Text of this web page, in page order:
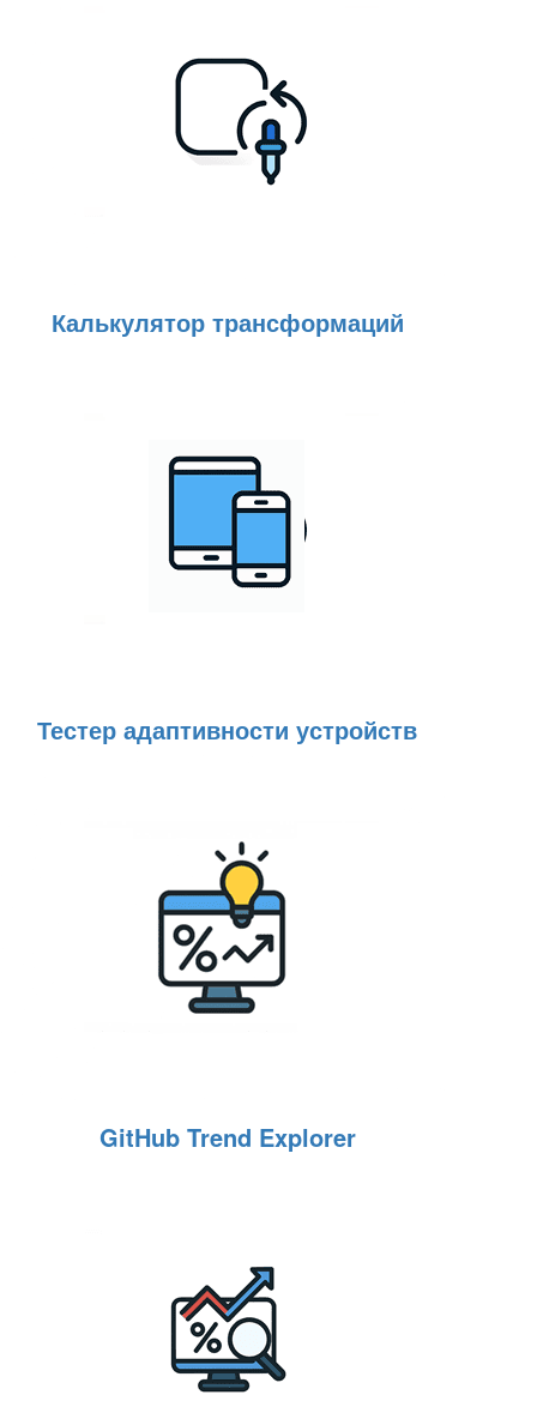
Калькулятор трансформаций
Тестер адаптивности устройств
GitHub Trend Explorer